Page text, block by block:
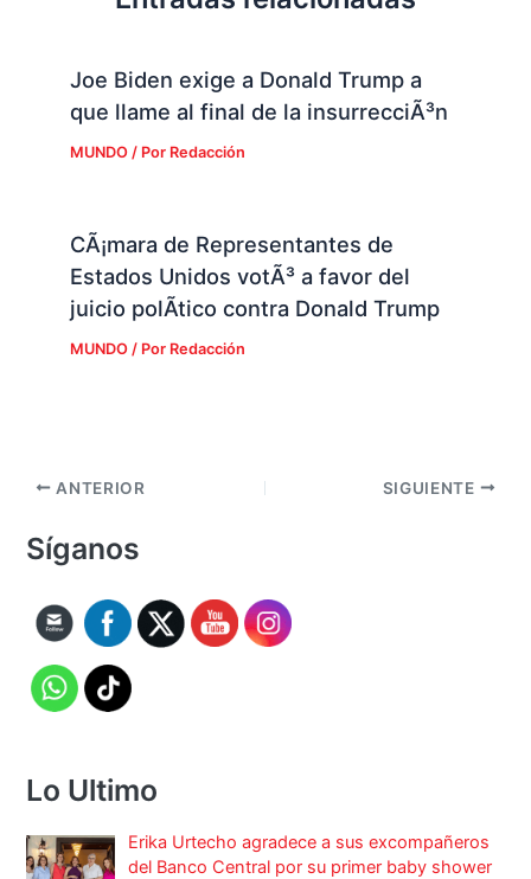
Joe Biden exige a Donald Trump a
que llame al final de la insurrecciÃ³n
MUNDO/ Por Redacción
CÃ¡mara de Representantes de
Estados Unidos votÃ³ a favor del
juicio polÃ­tico contra Donald Trump
MUNDO/ Por Redacción
ANTERIOR SIGUIENTE
Síganos
Lo Ultimo
Erika Urtecho agradece a sus excompañeros
del Banco Central por su primer baby shower